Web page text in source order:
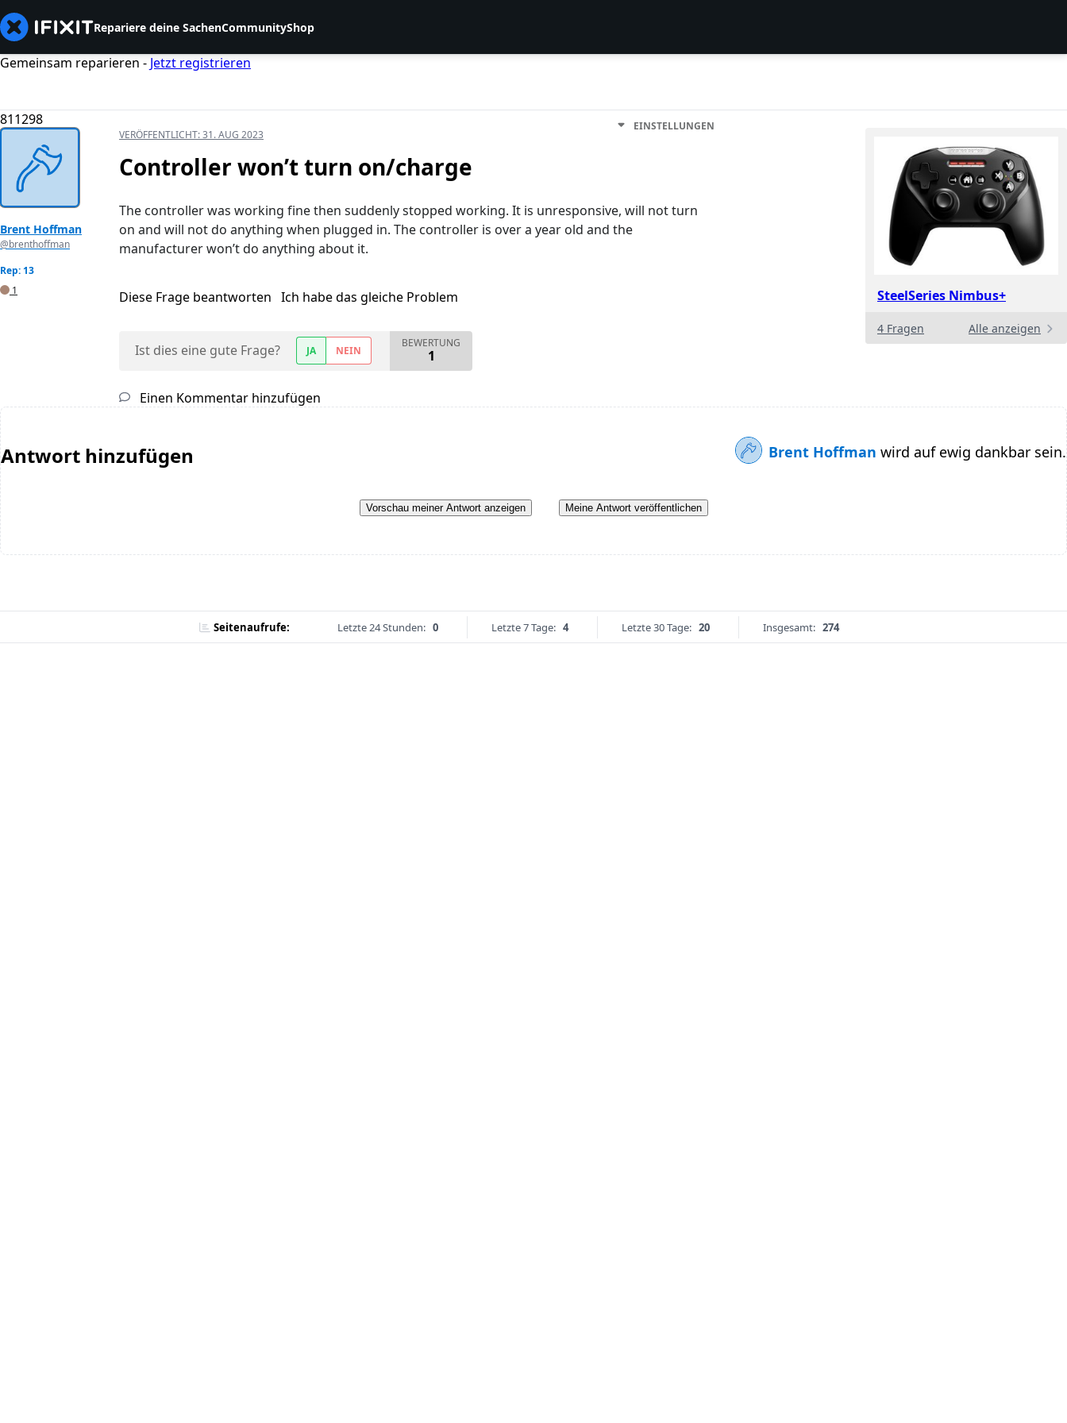
Repariere deine SachenCommunityShop
Gemeinsam reparieren - Jetzt registrieren
811298
SteelSeries Nimbus+
4 Fragen Alle anzeigen
Brent Hoffman
@brenthoffman
Rep: 13
1
VERÖFFENTLICHT:31. AUG 2023
EINSTELLUNGEN
Controller won’t turn on/charge
The controller was working fine then suddenly stopped working. It is unresponsive, will not turn
on and will not do anything when plugged in. The controller is over a year old and the
manufacturer won’t do anything about it.
Diese Frage beantworten Ich habe das gleiche Problem
Ist dies eine gute Frage? JA NEIN
BEWERTUNG
1
Einen Kommentar hinzufügen
Antwort hinzufügen Brent Hoffman wird auf ewig dankbar sein.
Vorschau meiner Antwort anzeigen Meine Antwort veröffentlichen
Seitenaufrufe: Letzte 24 Stunden: 0 Letzte 7 Tage: 4 Letzte 30 Tage: 20 Insgesamt: 274